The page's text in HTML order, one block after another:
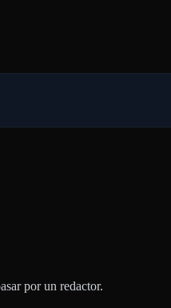
por un redactor.